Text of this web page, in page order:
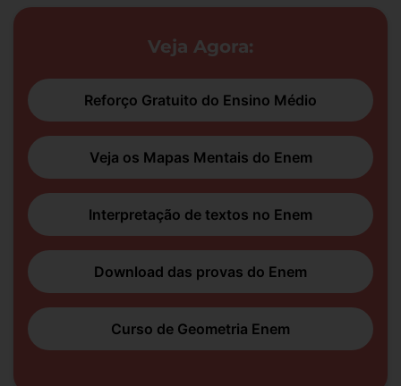
Veja Agora:
Reforço Gratuito do Ensino Médio
Veja os Mapas Mentais do Enem
Interpretação de textos no Enem
Download das provas do Enem
Curso de Geometria Enem